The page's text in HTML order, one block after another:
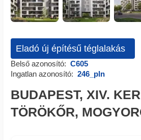
Eladó új építésű téglalakás
Belső azonosító: C605
Ingatlan azonosító: 246_pln
BUDAPEST, XIV.
TÖRÖKŐR,